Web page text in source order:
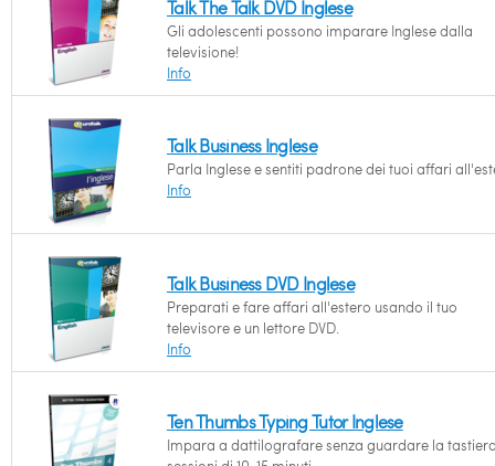
Talk The Talk DVD Inglese
Gli adolescenti possono imparare Inglese dalla
televisione!
Info
Talk Business Inglese
Parla Inglese e sentiti padrone dei tuoi affari
Info
Talk Business DVD Inglese
Preparati e fare affari all'estero usando il tuo
televisore e un lettore DVD.
Info
Ten Thumbs Typing Tutor Inglese
Impara a dattilografare senza guardare la